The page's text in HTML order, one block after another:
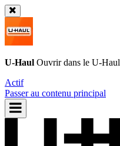
U-Haul Ouvrir dans le U-Haul
Actif
Passer au contenu principal